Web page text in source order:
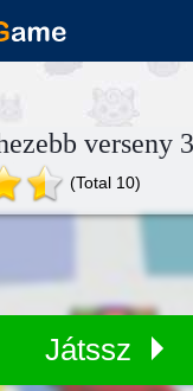
verseny
(Total 10)
Játssz